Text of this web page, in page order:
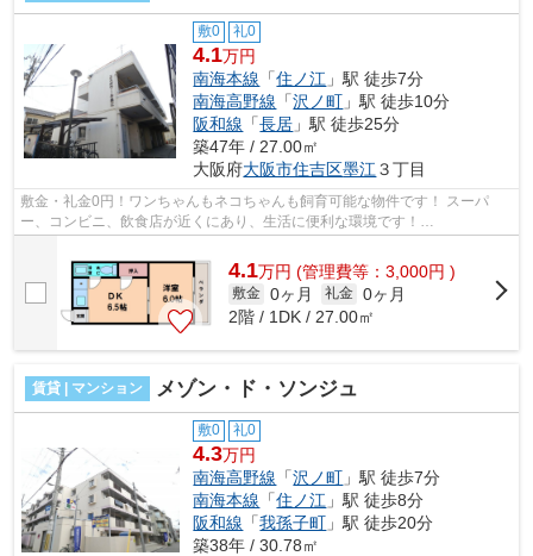
敷0 礼0
4.1万円
南海本線 「住ノ江 」駅 徒歩7分
南海高野線 「沢ノ町 」駅 徒歩10分
阪和線 「長居 」駅 徒歩25分
築47年 / 27.00㎡
大阪府大阪市住吉区墨江 ３丁目
敷金・礼金0円！ワンちゃんもネコちゃんも飼育可能な物件です！ スーパ
ー、コンビニ、飲食店が近くにあり、生活に便利な環境です！
4.1万円 (管理費等：3,000円 )
敷金 0ヶ月 礼金 0ヶ月
2階 / 1DK / 27.00㎡
賃貸 | マンション メゾン・ド・ソンジュ
敷0 礼0
4.3万円
南海高野線 「沢ノ町 」駅 徒歩7分
南海本線 「住ノ江 」駅 徒歩8分
阪和線 「我孫子町 」駅 徒歩20分
築38年 / 30.78㎡